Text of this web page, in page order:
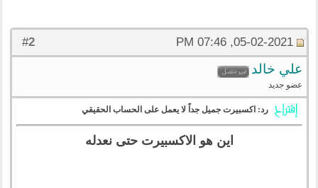
#
2 05-02-2021, 07:46 PM
علي خالد
عضو جديد
رد: اكسبيرت جميل جداً لا يعمل على الحساب الحقيقي
اين هو الاكسبيرت حتى نعدله